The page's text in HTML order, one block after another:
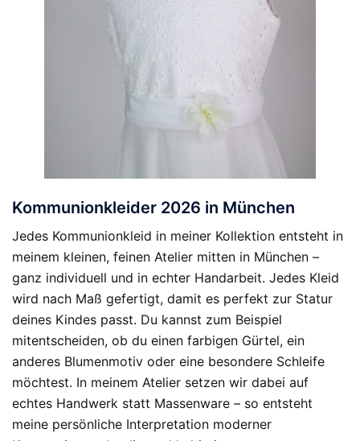
Kommunionkleider 2026 in München
Jedes Kommunionkleid in meiner Kollektion entsteht in
meinem kleinen, feinen Atelier mitten in München –
ganz individuell und in echter Handarbeit. Jedes Kleid
wird nach Maß gefertigt, damit es perfekt zur Statur
deines Kindes passt. Du kannst zum Beispiel
mitentscheiden, ob du einen farbigen Gürtel, ein
anderes Blumenmotiv oder eine besondere Schleife
möchtest. In meinem Atelier setzen wir dabei auf
echtes Handwerk statt Massenware – so entsteht
meine persönliche Interpretation moderner